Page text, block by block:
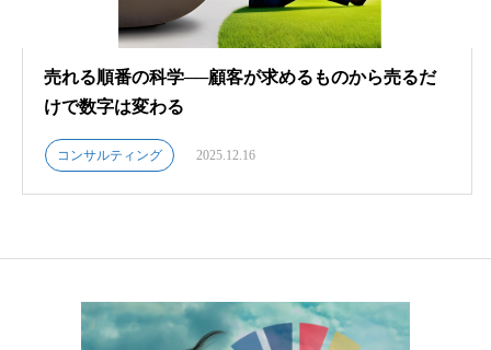
売れる順番の科学──顧客が求めるものから売るだ
けで数字は変わる
コンサルティング 2025.12.16